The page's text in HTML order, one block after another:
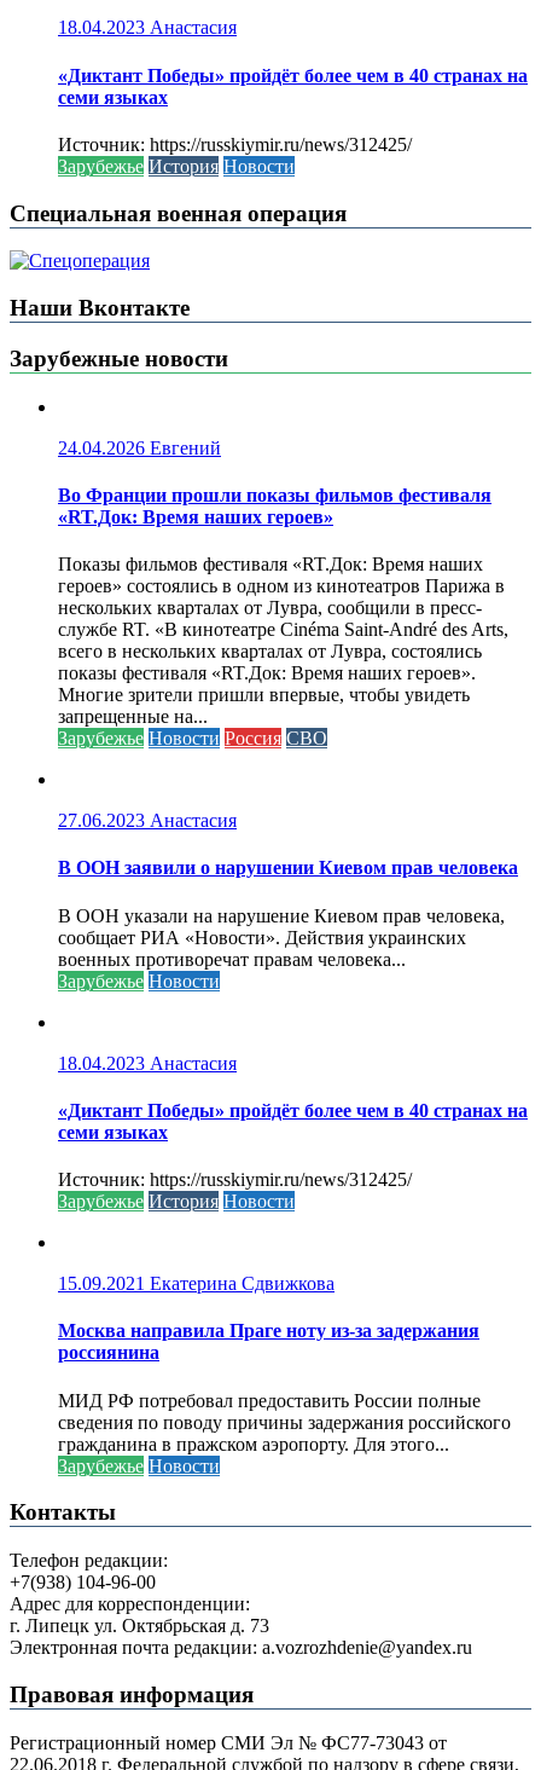
18.04.2023 Анастасия
«Диктант Победы» пройдёт более чем в 40 странах на
семи языках
Источник: https://russkiymir.ru/news/312425/
Зарубежье История Новости
Специальная военная операция
Наши Вконтакте
Зарубежные новости
24.04.2026 Евгений
Во Франции прошли показы фильмов фестиваля
«RT.Док: Время наших героев»
Показы фильмов фестиваля «RT.Док: Время наших
героев» состоялись в одном из кинотеатров Парижа в
нескольких кварталах от Лувра, сообщили в пресс-
службе RT. «В кинотеатре Cinéma Saint-André des Arts,
всего в нескольких кварталах от Лувра, состоялись
показы фестиваля «RT.Док: Время наших героев».
Многие зрители пришли впервые, чтобы увидеть
запрещенные на...
Зарубежье Новости Россия СВО
27.06.2023 Анастасия
В ООН заявили о нарушении Киевом прав человека
В ООН указали на нарушение Киевом прав человека,
сообщает РИА «Новости». Действия украинских
военных противоречат правам человека...
Зарубежье Новости
18.04.2023 Анастасия
«Диктант Победы» пройдёт более чем в 40 странах на
семи языках
Источник: https://russkiymir.ru/news/312425/
Зарубежье История Новости
15.09.2021 Екатерина Сдвижкова
Москва направила Праге ноту из-за задержания
россиянина
МИД РФ потребовал предоставить России полные
сведения по поводу причины задержания российского
гражданина в пражском аэропорту. Для этого...
Зарубежье Новости
Контакты
Телефон редакции:
+7(938) 104-96-00
Адрес для корреспонденции:
г. Липецк ул. Октябрьская д. 73
Электронная почта редакции: a.vozrozhdenie@yandex.ru
Правовая информация
Регистрационный номер СМИ Эл № ФС77-73043 от
22.06.2018 г. Федеральной службой по надзору в сфере связи,